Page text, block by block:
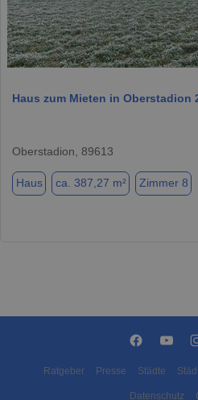
Haus zum Mieten in Oberstadion
Oberstadion, 89613
Haus ca. 387,27 m² Zimmer 8
Ratgeber Presse Städte
Datenschutz